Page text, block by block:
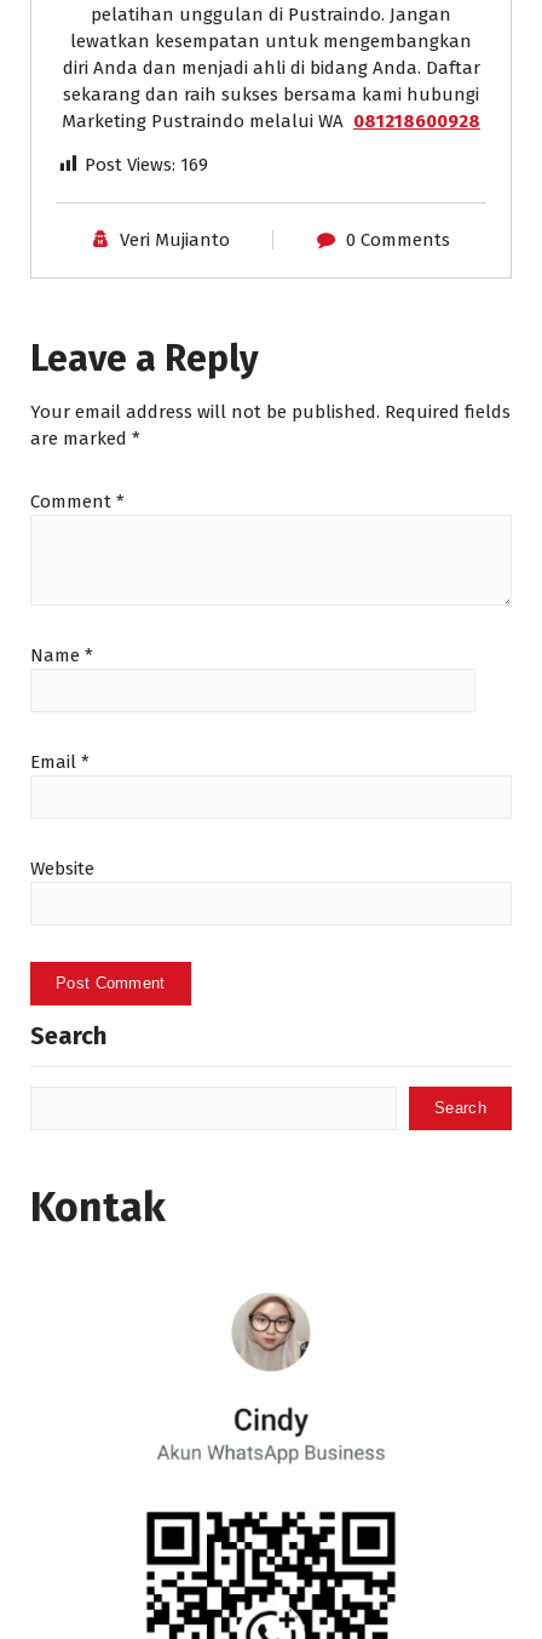
pelatihan unggulan di Pustraindo. Jangan
lewatkan kesempatan untuk mengembangkan
diri Anda dan menjadi ahli di bidang Anda. Daftar
sekarang dan raih sukses bersama kami hubungi
Marketing Pustraindo melalui WA 081218600928
Post Views: 169
Veri Mujianto 0 Comments
Leave a Reply
Your email address will not be published. Required fields
are marked *
Comment *
Name *
Email *
Website
Search
Search
Kontak